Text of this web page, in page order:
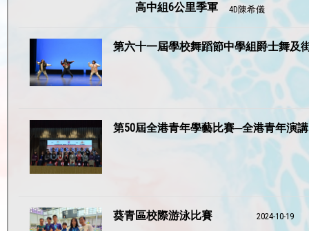
高中組6公里季軍 4D陳希儀
第六十一屆學校舞蹈節中學組爵士舞及
第50屆全港青年學藝比賽─全港青年演
葵青區校際游泳比賽 2024-10-19